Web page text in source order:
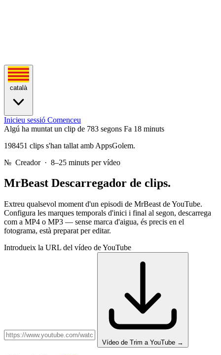
català
Inicieu sessió Comenceu
Algú ha muntat un clip de 783 segons Fa 18 minuts
198451 clips s'han tallat amb AppsGolem.
№ Creador · 8–25 minuts per vídeo
MrBeast Descarregador de clips.
Extreu qualsevol moment d'un episodi de MrBeast de YouTube.
Configura les marques temporals d'inici i final al segon, descarrega
com a MP4 o MP3 — sense marca d'aigua, és precis en el
fotograma, està preparat per editar.
Introdueix la URL del vídeo de YouTube
Vídeo de Trim a YouTube →